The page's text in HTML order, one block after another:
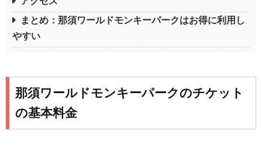
まとめ：那須ワールドモンキーパークはお得に利用し
やすい
那須ワールドモンキーパークのチケット
の基本料金